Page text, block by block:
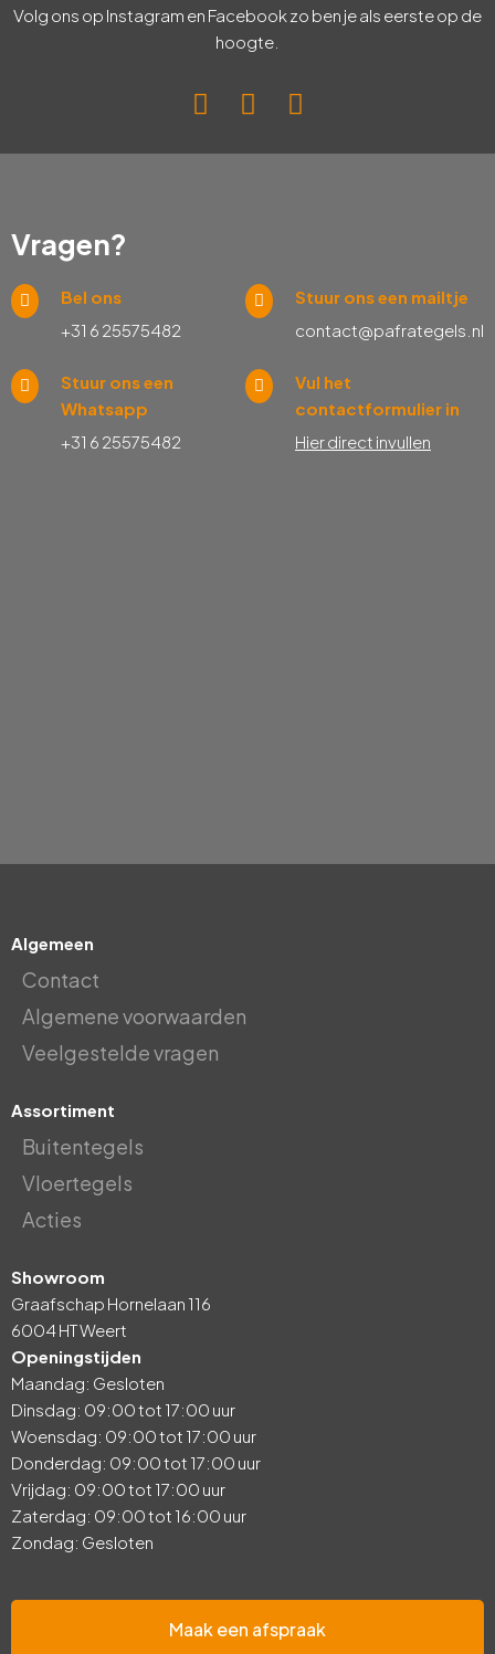
Volg ons op Instagram en Facebook zo ben je als eerste op de
hoogte.
Vragen?
Bel ons
+31 6 25575482
Stuur ons een
Whatsapp
+31 6 25575482
Stuur ons een mailtje
contact@pafrategels.nl
Vul het
contactformulier in
Hier direct invullen
Algemeen
Contact
Algemene voorwaarden
Veelgestelde vragen
Assortiment
Buitentegels
Vloertegels
Acties
Showroom
Graafschap Hornelaan 116
6004 HT Weert
Openingstijden
Maandag: Gesloten
Dinsdag: 09:00 tot 17:00 uur
Woensdag: 09:00 tot 17:00 uur
Donderdag: 09:00 tot 17:00 uur
Vrijdag: 09:00 tot 17:00 uur
Zaterdag: 09:00 tot 16:00 uur
Zondag: Gesloten
Maak een afspraak